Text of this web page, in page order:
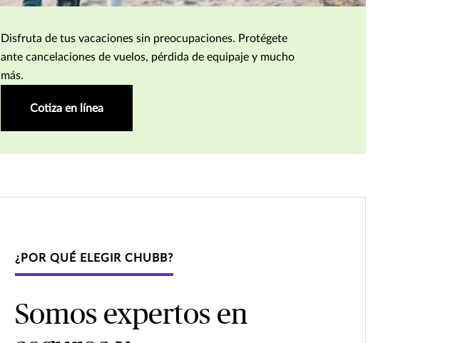
Disfruta de tus vacaciones sin preocupaciones. Protégete
ante cancelaciones de vuelos, pérdida de equipaje y mucho
más.
Cotiza en línea
¿POR QUÉ ELEGIR CHUBB?
Somos expertos en